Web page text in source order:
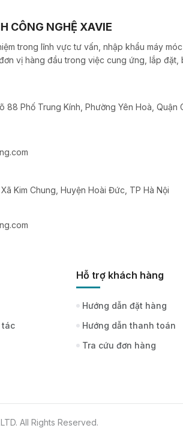
CÔNG NGHỆ XAVIE
trong lĩnh vực tư vấn, nhập khẩu máy
vị hàng đầu trong việc cung ứng, lắp đặt,
88 Phố Trung Kính, Phường Yên Hoà, Quận
Kim Chung, Huyện Hoài Đức, TP Hà Nội
tác
Hỗ trợ khách hàng
Hướng dẫn đặt hàng
Hướng dẫn thanh toán
Tra cứu đơn hàng
All Rights Reserved.